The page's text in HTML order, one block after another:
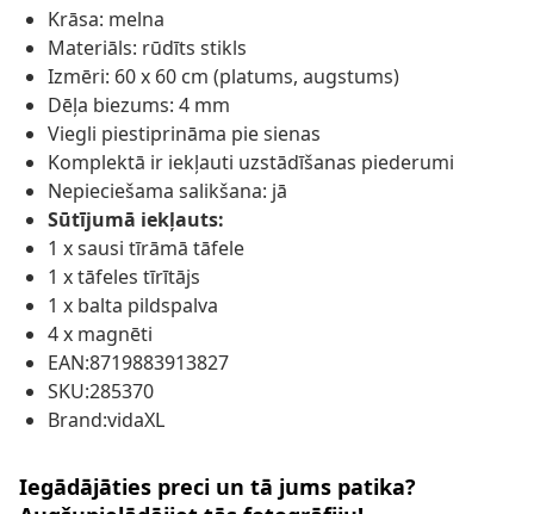
Krāsa: melna
Materiāls: rūdīts stikls
Izmēri: 60 x 60 cm (platums, augstums)
Dēļa biezums: 4 mm
Viegli piestiprināma pie sienas
Komplektā ir iekļauti uzstādīšanas piederumi
Nepieciešama salikšana: jā
Sūtījumā iekļauts:
1 x sausi tīrāmā tāfele
1 x tāfeles tīrītājs
1 x balta pildspalva
4 x magnēti
EAN:8719883913827
SKU:285370
Brand:vidaXL
Iegādājāties preci un tā jums patika?